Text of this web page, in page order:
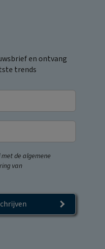
en ontvang
trends
de algemene
van